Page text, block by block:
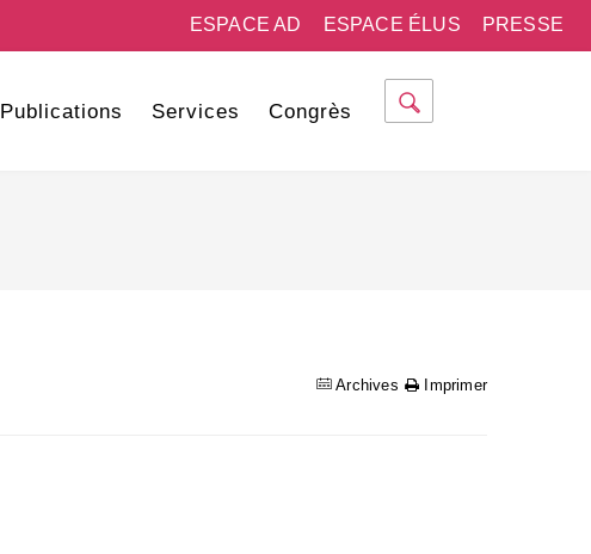
PRESSE
ESPACE ÉLUS
ESPACE AD
Publications Services Congrès
Archives Imprimer